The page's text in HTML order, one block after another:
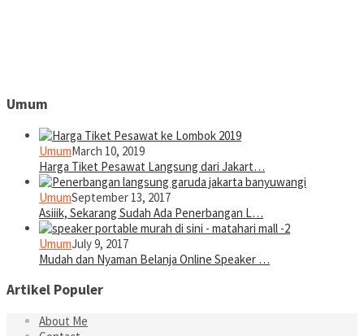
Umum
UmumMarch 10, 2019
Harga Tiket Pesawat Langsung dari Jakart…
UmumSeptember 13, 2017
Asiiik, Sekarang Sudah Ada Penerbangan L…
UmumJuly 9, 2017
Mudah dan Nyaman Belanja Online Speaker …
Artikel Populer
About Me